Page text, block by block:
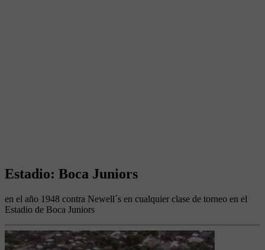
Estadio: Boca Juniors
en el año 1948 contra Newell´s en cualquier clase de torneo en el
Estadio de Boca Juniors